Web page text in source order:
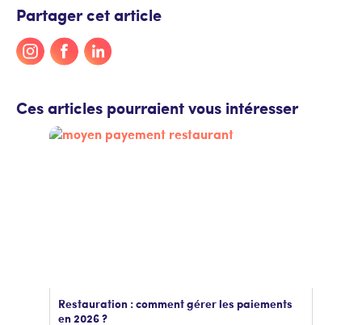
Partager cet article
Ces articles pourraient vous intéresser
Restauration : comment gérer les paiements
en 2026 ?